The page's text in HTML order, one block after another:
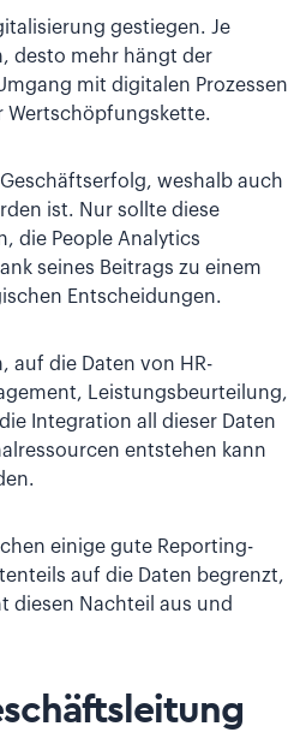
gestiegen. Je
desto mehr hängt der
mit digitalen Prozessen
Wertschöpfungskette.
weshalb auch
ist. Nur sollte diese
die People Analytics
seines Beitrags zu einem
Entscheidungen.
auf die Daten von HR-
Leistungsbeurteilung,
Integration all dieser Daten
entstehen kann
einige gute Reporting-
auf die Daten begrenzt,
diesen Nachteil aus und